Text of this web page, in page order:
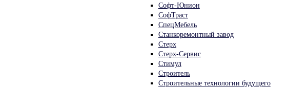
Софт-Юнион
СофТраст
СпецМебель
Станкоремонтный завод
Стерх
Стерх-Сервис
Стимул
Строитель
Строительные технологии будущего